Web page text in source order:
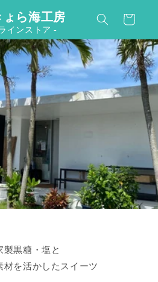
ょら海工房
インストア -
ー
製黒糖・塩と
材を活かしたスイーツ